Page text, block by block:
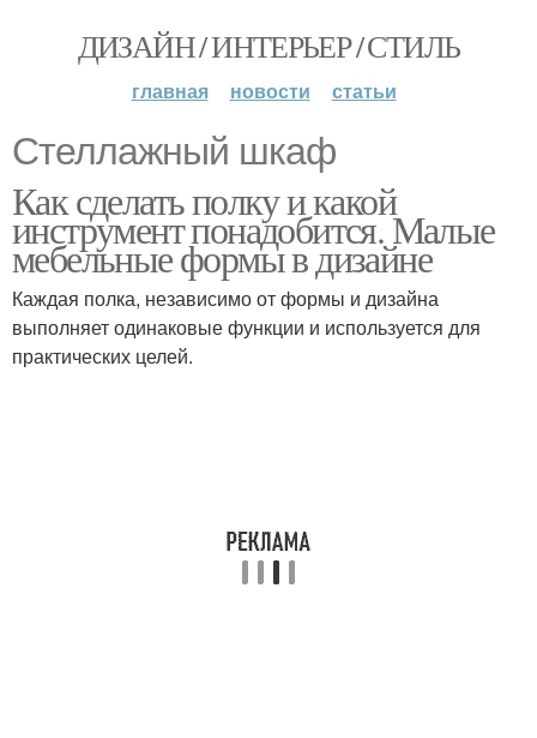
ДИЗАЙН / ИНТЕРЬЕР / СТИЛЬ
главная новости статьи
Стеллажный шкаф
Как сделать полку и какой
инструмент понадобится. Малые
мебельные формы в дизайне
Каждая полка, независимо от формы и дизайна
выполняет одинаковые функции и используется для
практических целей.